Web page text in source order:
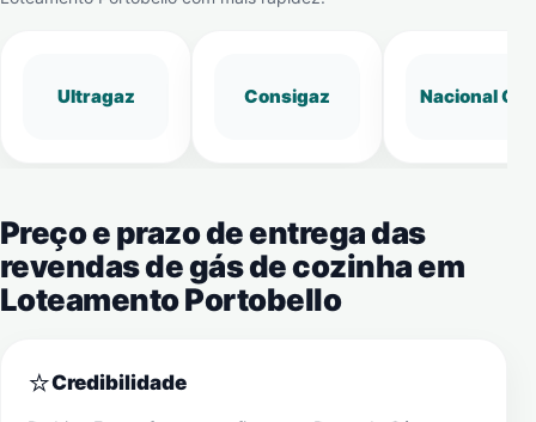
Ultragaz Consigaz Nacional Gás
Preço e prazo de entrega das
revendas de gás de cozinha em
Loteamento Portobello
⭐Credibilidade